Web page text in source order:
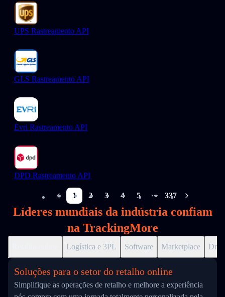
UPS Rastreamento API
GLS Rastreamento API
Evri Rastreamento API
DPD Rastreamento API
1 2 3 4 5
More pages
337
Líderes mundiais da indústria confiam
na TrackingMore
Logística e 3PL Software Marketplace
Soluções para o setor do retalho online
Simplifique as operações de retalho e melhore a experiência